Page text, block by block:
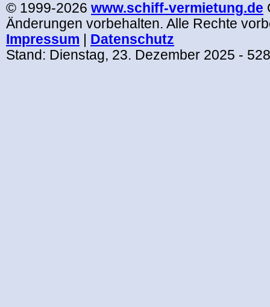
© 1999-2026 www.schiff-vermietung.de
Änderungen vorbehalten. Alle Rechte
Impressum
Datenschutz
Stand: Dienstag, 23. Dezember 2025 -